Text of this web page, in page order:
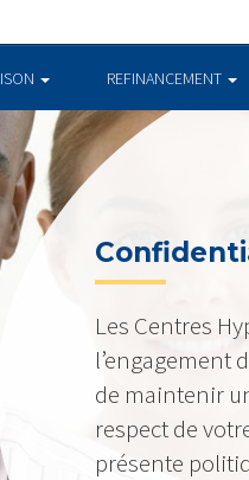
REFINANCEMENT
Les Centres
l’engagement
de maintenir
respect de
présente